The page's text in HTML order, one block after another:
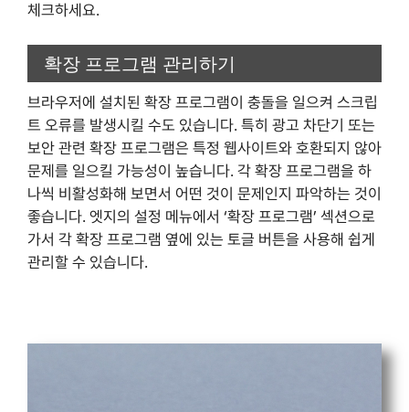
체크하세요.
확장 프로그램 관리하기
브라우저에 설치된 확장 프로그램이 충돌을 일으켜 스크립
트 오류를 발생시킬 수도 있습니다. 특히 광고 차단기 또는
보안 관련 확장 프로그램은 특정 웹사이트와 호환되지 않아
문제를 일으킬 가능성이 높습니다. 각 확장 프로그램을 하
나씩 비활성화해 보면서 어떤 것이 문제인지 파악하는 것이
좋습니다. 엣지의 설정 메뉴에서 ‘확장 프로그램’ 섹션으로
가서 각 확장 프로그램 옆에 있는 토글 버튼을 사용해 쉽게
관리할 수 있습니다.